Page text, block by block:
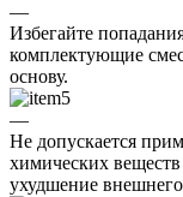
—
Избегайте
комплектующие
основу.
—
Не допускается
химических
ухудшение